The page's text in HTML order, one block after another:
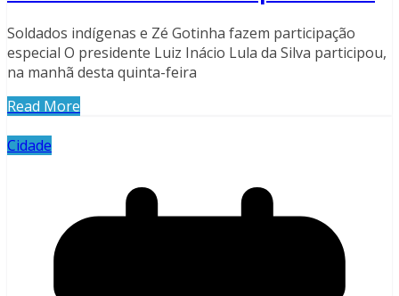
Soldados indígenas e Zé Gotinha fazem participação
especial O presidente Luiz Inácio Lula da Silva participou,
na manhã desta quinta-feira
Read More
Cidade